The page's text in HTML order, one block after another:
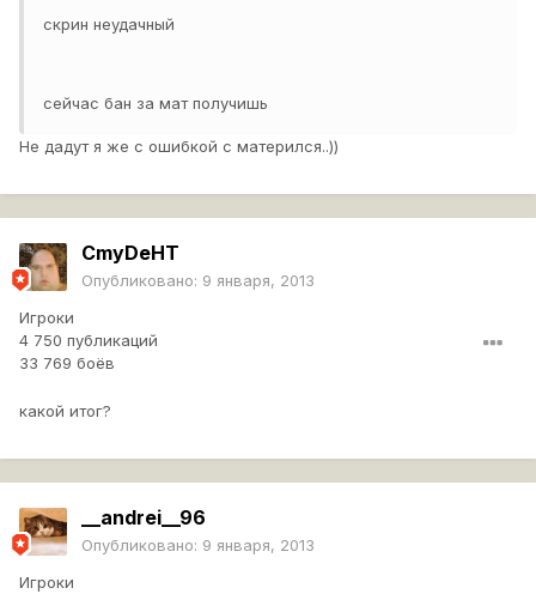
скрин неудачный
сейчас бан за мат получишь
Не дадут я же с ошибкой с матерился..))
CmyDeHT
Опубликовано: 9 января, 2013
Игроки
4 750 публикаций
33 769 боёв
какой итог?
__andrei__96
Опубликовано: 9 января, 2013
Игроки